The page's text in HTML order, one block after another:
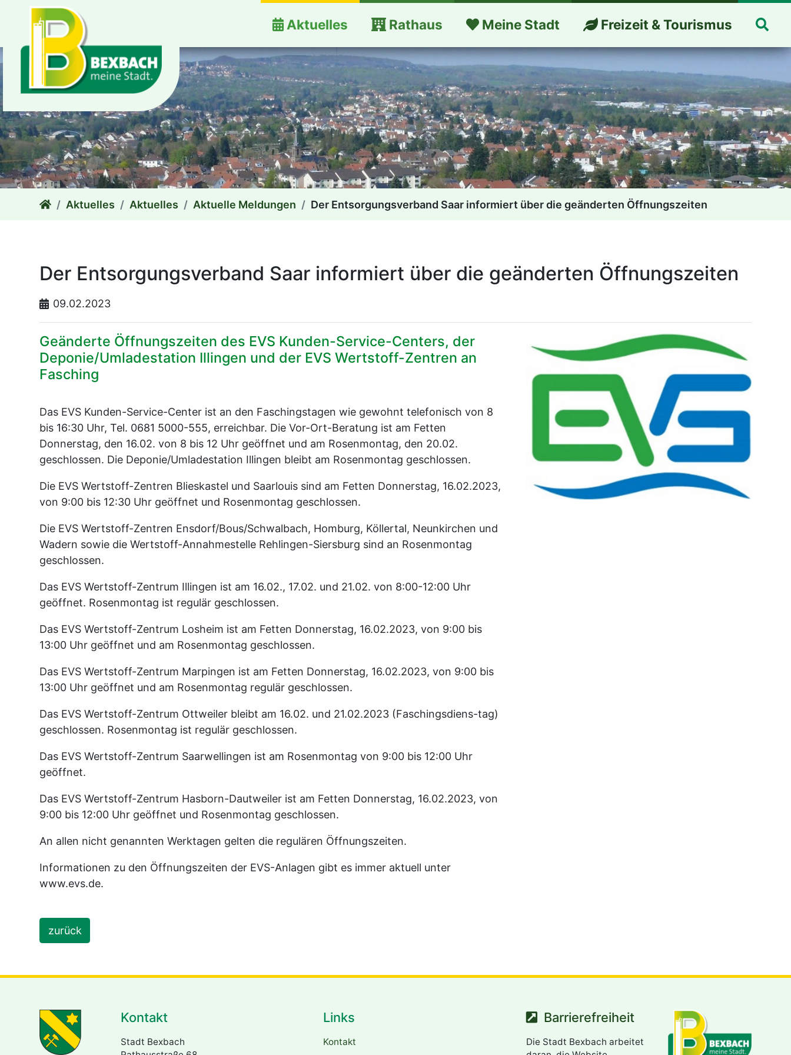
zum Inhalt
Aktuelles Rathaus Meine Stadt Freizeit & Tourismus
Aktuelles Aktuelles Aktuelle Meldungen Der Entsorgungsverband Saar informiert über die geänderten Öffnungszeiten
Der Entsorgungsverband Saar informiert über die geänderten Öffnungszeiten
09.02.2023
Geänderte Öffnungszeiten des EVS Kunden-Service-Centers, der
Deponie/Umladestation Illingen und der EVS Wertstoff-Zentren an
Fasching
Das EVS Kunden-Service-Center ist an den Faschingstagen wie gewohnt telefonisch von 8
bis 16:30 Uhr, Tel. 0681 5000-555, erreichbar. Die Vor-Ort-Beratung ist am Fetten
Donnerstag, den 16.02. von 8 bis 12 Uhr geöffnet und am Rosenmontag, den 20.02.
geschlossen. Die Deponie/Umladestation Illingen bleibt am Rosenmontag geschlossen.
Die EVS Wertstoff-Zentren Blieskastel und Saarlouis sind am Fetten Donnerstag, 16.02.2023,
von 9:00 bis 12:30 Uhr geöffnet und Rosenmontag geschlossen.
Die EVS Wertstoff-Zentren Ensdorf/Bous/Schwalbach, Homburg, Köllertal, Neunkirchen und
Wadern sowie die Wertstoff-Annahmestelle Rehlingen-Siersburg sind an Rosenmontag
geschlossen.
Das EVS Wertstoff-Zentrum Illingen ist am 16.02., 17.02. und 21.02. von 8:00-12:00 Uhr
geöffnet. Rosenmontag ist regulär geschlossen.
Das EVS Wertstoff-Zentrum Losheim ist am Fetten Donnerstag, 16.02.2023, von 9:00 bis
13:00 Uhr geöffnet und am Rosenmontag geschlossen.
Das EVS Wertstoff-Zentrum Marpingen ist am Fetten Donnerstag, 16.02.2023, von 9:00 bis
13:00 Uhr geöffnet und am Rosenmontag regulär geschlossen.
Das EVS Wertstoff-Zentrum Ottweiler bleibt am 16.02. und 21.02.2023 (Faschingsdiens-tag)
geschlossen. Rosenmontag ist regulär geschlossen.
Das EVS Wertstoff-Zentrum Saarwellingen ist am Rosenmontag von 9:00 bis 12:00 Uhr
geöffnet.
Das EVS Wertstoff-Zentrum Hasborn-Dautweiler ist am Fetten Donnerstag, 16.02.2023, von
9:00 bis 12:00 Uhr geöffnet und Rosenmontag geschlossen.
An allen nicht genannten Werktagen gelten die regulären Öffnungszeiten.
Informationen zu den Öffnungszeiten der EVS-Anlagen gibt es immer aktuell unter
www.evs.de.
zurück
Kontakt
Stadt Bexbach
Links
Kontakt
Barrierefreiheit
Die Stadt Bexbach arbeitet